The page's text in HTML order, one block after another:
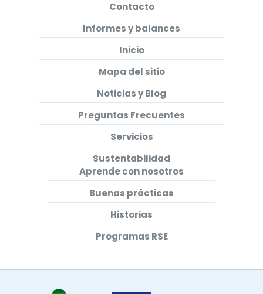
Contacto
Informes y balances
Inicio
Mapa del sitio
Noticias y Blog
Preguntas Frecuentes
Servicios
Sustentabilidad
Aprende con nosotros
Buenas prácticas
Historias
Programas RSE